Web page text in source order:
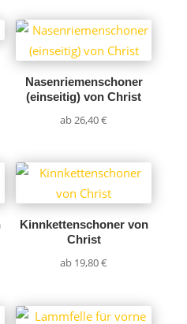
Nasenriemenschoner
(einseitig) von Christ
ab26,40€
Kinnkettenschoner von
Christ
ab 19,80€